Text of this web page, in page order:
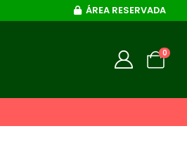
ÁREA RESERVADA
0